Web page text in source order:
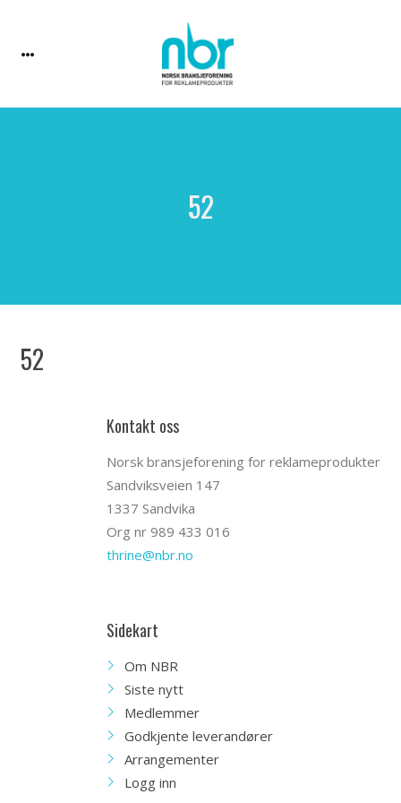
52
52
Kontakt oss
Norsk bransjeforening for reklameprodukter
Sandviksveien 147
1337 Sandvika
Org nr 989 433 016
thrine@nbr.no
Sidekart
Om NBR
Siste nytt
Medlemmer
Godkjente leverandører
Arrangementer
Logg inn